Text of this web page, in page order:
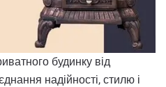
будинку від
надійності, стилю і